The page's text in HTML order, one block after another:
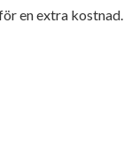
en extra kostnad.